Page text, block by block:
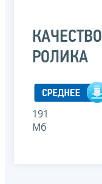
КАЧЕСТВО
РОЛИКА
191
Мб